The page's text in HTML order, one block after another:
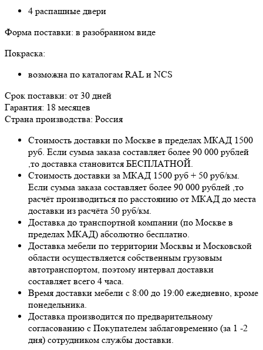
4 распашные двери
Форма поставки: в разобранном виде
Покраска:
возможна по каталогам RAL и NCS
Срок поставки: от 30 дней
Гарантия: 18 месяцев
Страна производства: Россия
Стоимость доставки по Москве в пределах МКАД 1500
руб. Если сумма заказа составляет более 90 000 рублей
,то доставка становится БЕСПЛАТНОЙ.
Стоимость доставки за МКАД 1500 руб + 50 руб/км.
Если сумма заказа составляет более 90 000 рублей ,то
расчёт производиться по расстоянию от МКАД до места
доставки из расчёта 50 руб/км.
Доставка до транспортной компании (по Москве в
пределах МКАД) абсолютно бесплатно.
Доставка мебели по территории Москвы и Московской
области осуществляется собственным грузовым
автотранспортом, поэтому интервал доставки
составляет всего 4 часа.
Время доставки мебели с 8:00 до 19:00 ежедневно, кроме
понедельника.
Доставка производится по предварительному
согласованию с Покупателем заблаговременно (за 1 -2
дня) сотрудником службы доставки.